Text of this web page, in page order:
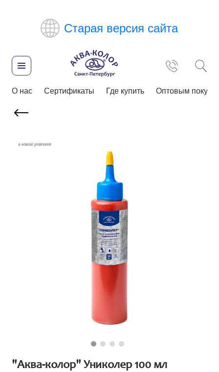
Старая версия сайта
О нас Сертификаты Где купить Оптовым
"Аква-колор" Униколер 100 мл